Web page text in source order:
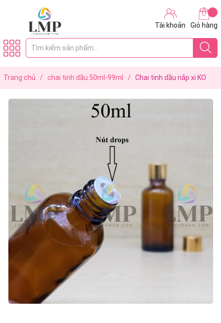
Tài khoản Giỏ hàng
Trang chủ / chai tinh dầu 50ml-99ml / Chai tinh dầu nắp xi KO
viền 50ml